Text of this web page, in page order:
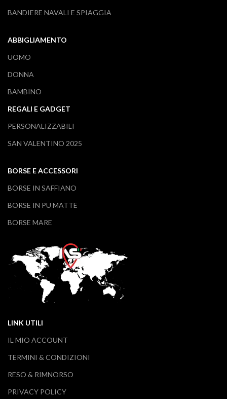
BANDIERE NAVALI E SPIAGGIA
ABBIGLIAMENTO
UOMO
DONNA
BAMBINO
REGALI E GADGET
PERSONALIZZABILI
SAN VALENTINO 2025
BORSE E ACCESSORI
BORSE IN SAFFIANO
BORSE IN PU MATTE
BORSE MARE
LINK UTILI
IL MIO ACCOUNT
TERMINI & CONDIZIONI
RESO & RIMNORSO
PRIVACY POLICY